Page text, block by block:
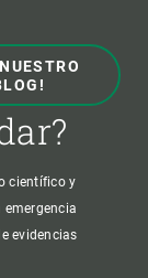
científico y
emergencia
evidencias